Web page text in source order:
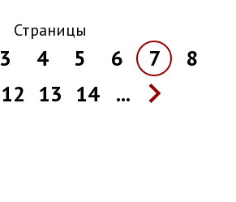
Страницы
3 4 5 6 7
8
12 13 14 ...